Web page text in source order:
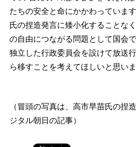
たちの安全と命にかかわっていま
氏の捏造発言に矮小化することな
の自由につながる問題として国会
独立した行政委員会を設けて放送
ら移すことを考えてほしいと思いま
（冒頭の写真は、高市早苗氏の捏
ジタル朝日の記事）